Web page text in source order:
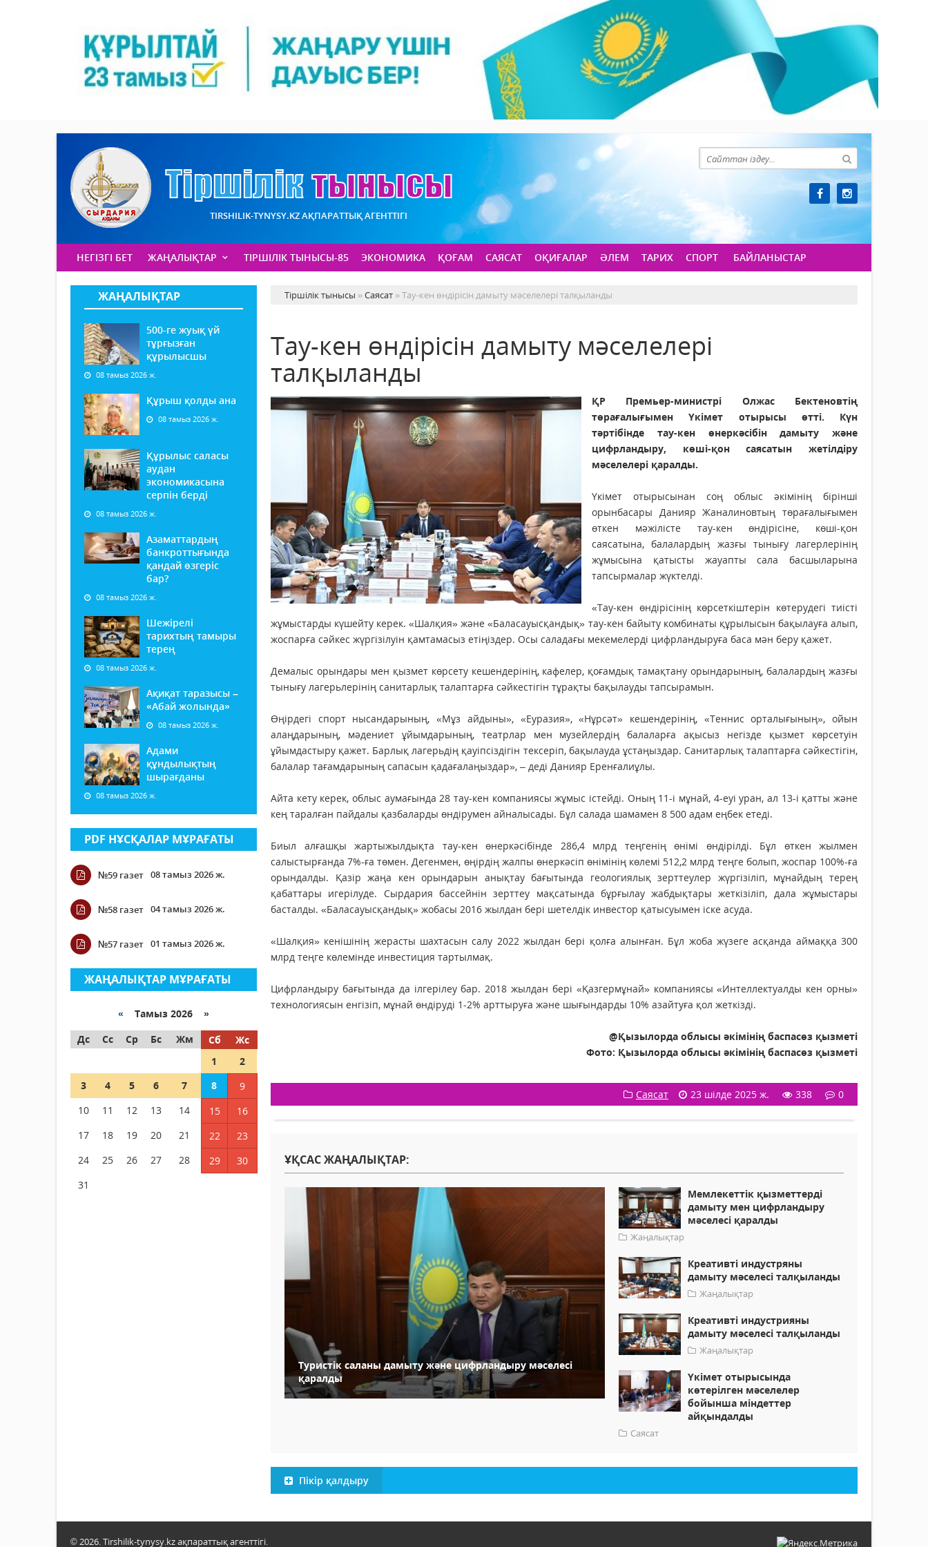
TIRSHILIK-TYNYSY.KZ АҚПАРАТТЫҚ АГЕНТТІГІ
НЕГІЗГІ БЕТ ЖАҢАЛЫҚТАР ТІРШІЛІК ТЫНЫСЫ-85 ЭКОНОМИКА ҚОҒАМ САЯСАТ ОҚИҒАЛАР ӘЛЕМ ТАРИХ СПОРТ БАЙЛАНЫСТАР
ЖАҢАЛЫҚТАР
500-ге жуық үй
тұрғызған
құрылысшы
08 тамыз 2026 ж.
Құрыш қолды ана
08 тамыз 2026 ж.
Құрылыс саласы
аудан
экономикасына
серпін берді
08 тамыз 2026 ж.
Азаматтардың
банкроттығында
қандай өзгеріс
бар?
08 тамыз 2026 ж.
Шежірелі
тарихтың тамыры
терең
08 тамыз 2026 ж.
Ақиқат таразысы –
«Абай жолында»
08 тамыз 2026 ж.
Адами
құндылықтың
шырағданы
08 тамыз 2026 ж.
PDF НҰСҚАЛАР МҰРАҒАТЫ
№59 газет 08 тамыз 2026 ж.
№58 газет 04 тамыз 2026 ж.
№57 газет 01 тамыз 2026 ж.
ЖАҢАЛЫҚТАР МҰРАҒАТЫ
« Тамыз 2026 »
Дс
Сс Ср Бс Жм Сб
Жс
1
2
3
4 5 6 7 8
9
10
11 12 13 14 15
16
17
18 19 20 21 22
23
24
25 26 27 28 29
30
31
Тіршілік тынысы »Саясат » Тау-кен өндірісін дамыту мәселелері талқыланды
Тау-кен өндірісін дамыту мәселелері
талқыланды
ҚР Премьер-министрі Олжас Бектеновтің
төрағалығымен Үкімет отырысы өтті. Күн
тәртібінде тау-кен өнеркәсібін дамыту және
цифрландыру, көші-қон саясатын жетілдіру
мәселелері қаралды.
Үкімет отырысынан соң облыс әкімінің бірінші
орынбасары Данияр Жаналиновтың төрағалығымен
өткен мәжілісте тау-кен өндірісіне, көші-қон
саясатына, балалардың жазғы тынығу лагерлерінің
жұмысына қатысты жауапты сала басшыларына
тапсырмалар жүктелді.
«Тау-кен өндірісінің көрсеткіштерін көтерудегі тиісті
жұмыстарды күшейту керек. «Шалқия» және «Баласауысқандық» тау-кен байыту комбинаты құрылысын бақылауға алып,
жоспарға сәйкес жүргізілуін қамтамасыз етіңіздер. Осы саладағы мекемелерді цифрландыруға баса мән беру қажет.
Демалыс орындары мен қызмет көрсету кешендерінің, кафелер, қоғамдық тамақтану орындарының, балалардың жазғы
тынығу лагерьлерінің санитарлық талаптарға сәйкестігін тұрақты бақылауды тапсырамын.
Өңірдегі спорт нысандарының, «Мұз айдыны», «Еуразия», «Нұрсәт» кешендерінің, «Теннис орталығының», ойын
алаңдарының, мәдениет ұйымдарының, театрлар мен музейлердің балаларға ақысыз негізде қызмет көрсетуін
ұйымдастыру қажет. Барлық лагерьдің қауіпсіздігін тексеріп, бақылауда ұстаңыздар. Санитарлық талаптарға сәйкестігін,
балалар тағамдарының сапасын қадағалаңыздар», – деді Данияр Еренғалиұлы.
Айта кету керек, облыс аумағында 28 тау-кен компаниясы жұмыс істейді. Оның 11-і мұнай, 4-еуі уран, ал 13-і қатты және
кең таралған пайдалы қазбаларды өндірумен айналысады. Бұл салада шамамен 8 500 адам еңбек етеді.
Биыл алғашқы жартыжылдықта тау-кен өнеркәсібінде 286,4 млрд теңгенің өнімі өндірілді. Бұл өткен жылмен
салыстырғанда 7%-ға төмен. Дегенмен, өңірдің жалпы өнеркәсіп өнімінің көлемі 512,2 млрд теңге болып, жоспар 100%-ға
орындалды. Қазір жаңа кен орындарын анықтау бағытында геологиялық зерттеулер жүргізіліп, мұнайдың терең
қабаттары игерілуде. Сырдария бассейнін зерттеу мақсатында бұрғылау жабдықтары жеткізіліп, дала жұмыстары
басталды. «Баласауысқандық» жобасы 2016 жылдан бері шетелдік инвестор қатысуымен іске асуда.
«Шалқия» кенішінің жерасты шахтасын салу 2022 жылдан бері қолға алынған. Бұл жоба жүзеге асқанда аймаққа 300
млрд теңге көлемінде инвестиция тартылмақ.
Цифрландыру бағытында да ілгерілеу бар. 2018 жылдан бері «Қазгермұнай» компаниясы «Интеллектуалды кен орны»
технологиясын енгізіп, мұнай өндіруді 1-2% арттыруға және шығындарды 10% азайтуға қол жеткізді.
@Қызылорда облысы әкімінің баспасөз қызметі
Фото: Қызылорда облысы әкімінің баспасөз қызметі
Саясат 23 шілде 2025 ж. 338 0
ҰҚСАС ЖАҢАЛЫҚТАР:
Туристік саланы дамыту және цифрландыру мәселесі
қаралды
Мемлекеттік қызметтерді
дамыту мен цифрландыру
мәселесі қаралды
Жаңалықтар
Креативті индустряны
дамыту мәселесі талқыланды
Жаңалықтар
Креативті индустрияны
дамыту мәселесі талқыланды
Жаңалықтар
Үкімет отырысында
көтерілген мәселелер
бойынша міндеттер
айқындалды
Саясат
Пікір қалдыру
© 2026. Tirshilik-tynysy.kz ақпараттық агенттігі.